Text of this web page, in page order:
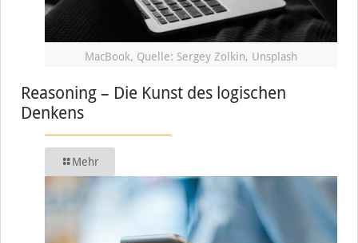
MacBook, Quelle: Sergey Zolkin, Unsplash
Reasoning – Die Kunst des logischen
Denkens
Mehr